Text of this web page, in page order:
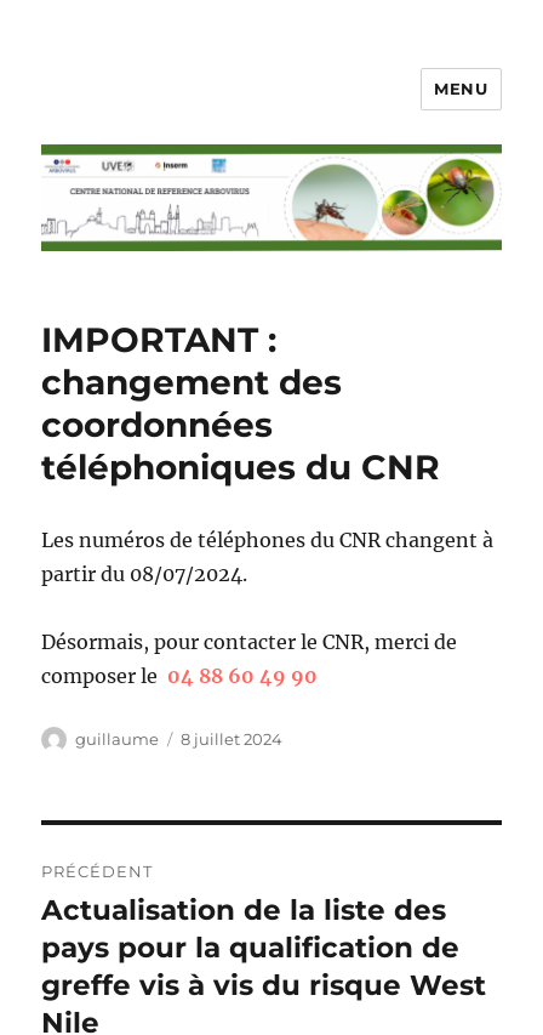
MENU
IMPORTANT :
changement des
coordonnées
téléphoniques du CNR
Les numéros de téléphones du CNR changent à
partir du 08/07/2024.
Désormais, pour contacter le CNR, merci de
composer le 04 88 60 49 90
Auteur
guillaume
Publié
8 juillet 2024
de
l’article
PRÉCÉDENT
Publication
précédente :
Actualisation de la liste des
pays pour la qualification de
greffe vis à vis du risque West
Nile